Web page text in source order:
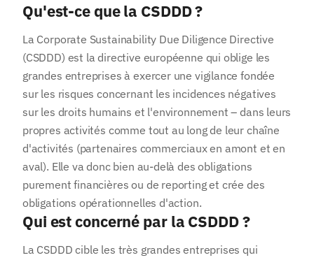
Qu'est-ce que la CSDDD ?
La Corporate Sustainability Due Diligence Directive
(CSDDD) est la directive européenne qui oblige les
grandes entreprises à exercer une vigilance fondée
sur les risques concernant les incidences négatives
sur les droits humains et l'environnement – dans leurs
propres activités comme tout au long de leur chaîne
d'activités (partenaires commerciaux en amont et en
aval). Elle va donc bien au-delà des obligations
purement financières ou de reporting et crée des
obligations opérationnelles d'action.
Qui est concerné par la CSDDD ?
La CSDDD cible les très grandes entreprises qui